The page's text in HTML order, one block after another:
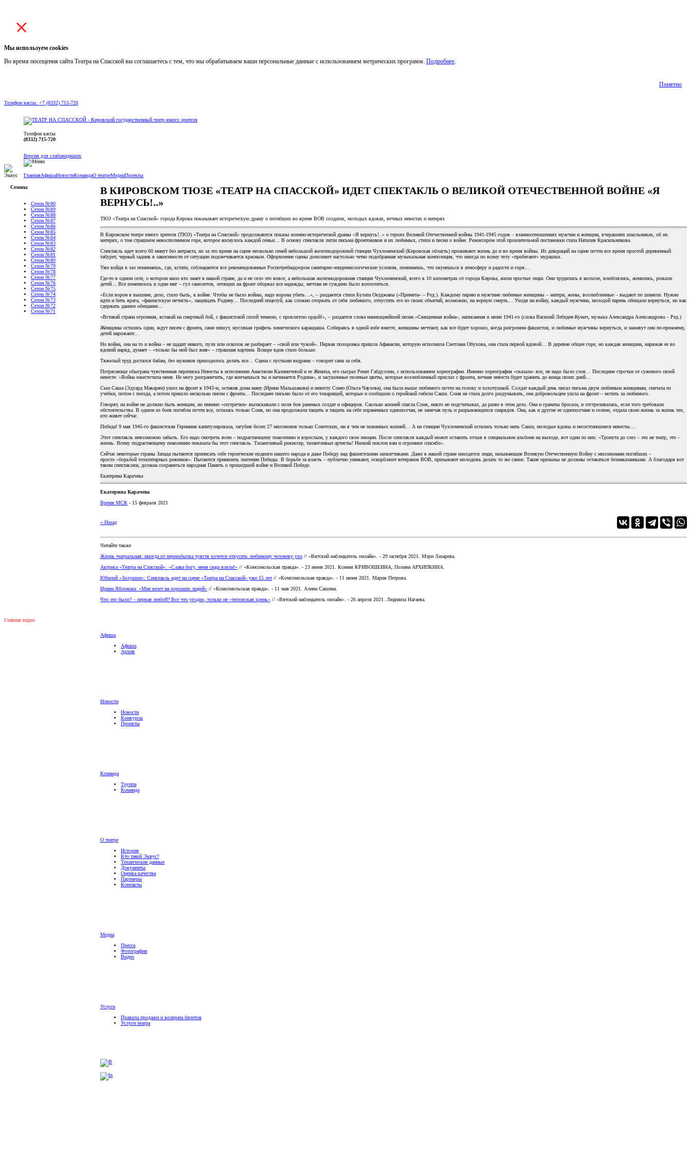
Мы используем cookies
Во время посещения сайта Театра на Спасской вы соглашаетесь с тем, что мы обрабатываем ваши персональные данные с использованием метрических программ. Подробнее.
Понятно
Телефон кассы: +7 (8332) 715-720
Телефон кассы
(8332) 715-720
Версия для слабовидящих
ГлавнаяАфишаНовостиКомандаО театреМедиаПроекты
Сезоны
Сезон №90
Сезон №89
Сезон №88
Сезон №87
Сезон №86
Сезон №85
Сезон №84
Сезон №83
Сезон №82
Сезон №81
Сезон №80
Сезон №79
Сезон №78
Сезон №77
Сезон №76
Сезон №75
Сезон №74
Сезон №73
Сезон №72
Сезон №71
В КИРОВСКОМ ТЮЗЕ «ТЕАТР НА СПАССКОЙ» ИДЕТ СПЕКТАКЛЬ О ВЕЛИКОЙ ОТЕЧЕСТВЕННОЙ ВОЙНЕ «Я
ВЕРНУСЬ!..»
ТЮЗ «Театра на Спасской» города Кирова показывает историческую драму о погибших во время ВОВ солдатах, молодых вдовах, вечных невестах и матерях
В Кировском театре юного зрителя (ТЮЗ) «Театра на Спасской» продолжаются показы военно-исторической драмы «Я вернусь!..» о героях Великой Отечественной войны 1941-1945 годов – взаимоотношениях мужчин и женщин, вчерашних школьниках, об их
матерях, о том страшном невосполнимом горе, которое коснулось каждой семьи… В основу спектакля легли письма фронтовиков и их любимых, стихи и песни о войне. Режиссером этой пронзительной постановки стала Наталия Красильникова.
Спектакль идет всего 60 минут без антракта, но за это время на сцене несколько семей небольшой железнодорожной станции Чухломенский (Кировская область) проживают жизнь до и во время войны. Из декораций на сцене почти все время простой деревянный
табурет, черный задник в зависимости от ситуации подсвечивается красным. Оформление сцены дополняет настолько четко подобранная музыкальная композиция, что иногда по всему телу «пробегают» мурашки.
Уже войдя в зал понимаешь, где, кстати, соблюдаются все рекомендованные Роспотребнадзором санитарно-эпидемиологические условия, понимаешь, что окунешься в атмосферу и радости и горя…
Где-то в одном селе, о котором мало кто знает в нашей стране, да и не село это вовсе, а небольшая железнодорожная станция Чухломенский, всего в 10 километрах от города Кирова, жили простые люди. Они трудились в колхозе, влюблялись, женились, рожали
детей… Все изменилось в один миг – гул самолетов, летящих на фронт оборвал все надежды, мечтам не суждено было воплотиться.
«Если ворон в вышине, дело, стало быть, к войне. Чтобы не было войны, надо ворона убить…», – раздаются стихи Булата Окуджавы («Примета» – Ред.). Каждому парню и мужчине любимые женщины – матери, жены, возлюбленные – выдают по шинели. Нужно
идти и бить врага, «фашистскую нечисть», защищать Родину… Последний поцелуй, как сложно оторвать от себя любимого, отпустить его из своих объятий, возможно, на верную смерть… Уходя на войну, каждый мужчина, молодой парень обещали вернуться, но как
сдержать данное обещание…
«Вставай страна огромная, вставай на смертный бой, с фашистской силой темною, с проклятою ордой!», – раздается слова наимощнейшей песни «Священная война», написанная в июне 1941-го (слова Василий Лебедев-Кумач, музыка Александра Александрова – Ред.)
Женщины остались одни, ждут писем с фронта, сами пишут, муслякая грифель химического карандаша. Собираясь в одной избе вместе, женщины мечтают, как все будет хорошо, когда разгромим фашистов, и любимые мужчины вернуться, и заживут они по-прежнему,
детей нарожают…
Но война, она на то и война – не щадит никого, пуля или осколок не разбирает – «свой или чужой». Первая похоронка пришла Афанасии, которую исполнила Светлана Обухова, она стала первой вдовой… В деревне общее горе, но каждая женщина, наряжая ее во
вдовий наряд, думает – «только бы мой был жив» – страшная картина. Вскоре вдов стало больше.
Тяжелый труд достался бабам, без мужиков приходилось делать все… Сцена с пустыми ведрами – говорит сама за себя.
Потрясающе обыграна чувственная переписка Невесты в исполнении Анастасии Калиничевой и ее Жениха, его сыграл Ренат Габдуллин, с использованием хореографии. Именно хореография «сказала» все, не надо было слов… Последние строчки от суженого своей
невесте: «Война ожесточила меня. Не могу разграничить, где кончаешься ты и начинается Родина», и засушенные полевые цветы, которые возлюбленный прислал с фронта, вечная невеста будет хранить до конца своих дней…
Сын Саша (Эдуард Макарян) ушел на фронт в 1943-м, оставив дома маму (Ирина Мальшакова) и невесту Соню (Ольга Чаузова), она была выше любимого почти на голову и хохотушкой. Солдат каждый день писал письма двум любимым женщинам, сначала из
учебки, потом с поезда, а потом пришло несколько писем с фронта… Последнее письмо было от его товарищей, которые и сообщили о геройской гибели Саши. Соня не стала долго раздумывать, она добровольцем ушла на фронт – мстить за любимого.
Говорят, на войне не должно быть женщин, но именно «сестрички» вытаскивали с поля боя раненых солдат и офицеров. Сколько жизней спасла Соня, никто не подсчитывал, да разве в этом дело. Она и гранаты бросала, и отстреливалась, если того требовали
обстоятельства. В одном из боев погибли почти все, осталась только Соня, но она продолжала тащить и тащить на себе израненных однополчан, не замечая пуль и разрывающихся снарядов. Она, как и другие ее однополчане и селяне, отдала свою жизнь за жизнь тех,
кто живет сейчас.
Победа! 9 мая 1945-го фашистская Германия капитулировала, загубив более 27 миллионов только Советских, ни в чем не повинных жизней… А на станции Чухломенский остались только мать Саши, молодые вдовы и несостоявшиеся невесты…
Этот спектакль невозможно забыть. Его надо смотреть всем – подрастающему поколению и взрослым, у каждого свои эмоции. После спектакля каждый может оставить отзыв в специальном альбоме на выходе, вот один из них: «Тронута до слез – это не театр, это –
жизнь. Всему подрастающему поколению показала бы этот спектакль. Талантливый режиссер, талантливые артисты! Низкий поклон вам и огромное спасибо».
Сейчас некоторые страны Запада пытаются приписать себе героические подвиги нашего народа и даже Победу над фашистскими захватчиками. Даже в нашей стране находятся люди, называющие Великую Отечественную Войну с миллионами погибших –
просто «борьбой тоталитарных режимов». Пытаются принизить значение Победы. В борьбе за власть – публично унижают, оскорбляют ветеранов ВОВ, призывают молодежь делать то же самое. Такие призывы не должны оставаться безнаказанными. А благодаря вот
таким спектаклям, должна сохраняться народная Память о прошедшей войне и Великой Победе.
Екатерина Карачева
Екатерина Карачева
Время МСК - 15 февраля 2021
« Назад
Читайте также
Жизнь театральная: иногда от переизбытка чувств хочется откусить любимому человеку ухо // «Вятский наблюдатель онлайн». - 29 октября 2021. Мэри Лазарева.
Актриса «Театра на Спасской»: «Слава богу, меня сюда взяли!» // «Комсомольская правда». - 23 июня 2021. Ксения КРИВОШЕИНА, Полина АРХИПКИНА.
Юбилей «Золушки»: Спектакль идет на сцене «Театра на Спасской» уже 15 лет// «Комсомольская правда». - 11 июня 2021. Мария Петрова.
Ирина Яблокова: «Мне везет на хороших людей» // «Комсомольская правда». - 11 мая 2021. Алина Сашина.
Что это было? – первая любоff? Все что угодно, только не «тюзовская хрень» // «Вятский наблюдатель онлайн». - 26 апреля 2021. Людмила Нагаева.
Главная видео
Афиша
Афиша
Архив
Новости
Новости
Конкурсы
Проекты
Команда
Труппа
Команда
О театре
История
Кто такой Эквус?
Технические данные
Документы
Оценка качества
Партнеры
Контакты
Медиа
Пресса
Фотографии
Видео
Услуги
Правила продажи и возврата билетов
Услуги театра